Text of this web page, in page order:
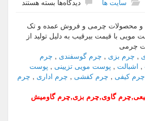
سایت ها دیدگاه‌ها ب
ی
چ
ط
ی
بسته هستند
و محصولات چرمی و فروش عمده و تک
با قیمت بیرقیب به دلیل تولید از
چرمی
, چرم بزی , چرم گوسفندی , چرم
, اشبالت , پوست مویی تزیینی , پوست
چرم کیفی , چرم کفشی , چرم اداری , چرم
گاوی,چرم بزی,چرم گاومیش